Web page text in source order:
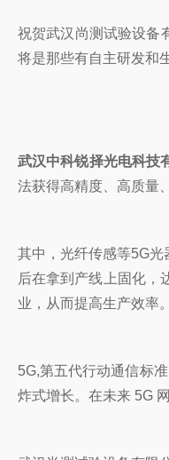
祝贺武汉尚测试验设备
将是那些有自主研发和
武汉中科锐择光电科技
法获得高精度、高质量
其中，光纤传感等5G
后在拿到产线上固化，
业，从而提高生产效率。
5G,第五代行动通信标
炸式增长。在未来 5G